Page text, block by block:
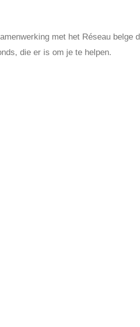
met het Réseau belge
die er is om je te helpen.